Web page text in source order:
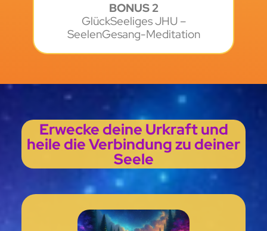
BONUS 2
GlückSeeliges JHU –
SeelenGesang-Meditation
Erwecke deine Urkraft und
heile die Verbindung zu deiner
Seele